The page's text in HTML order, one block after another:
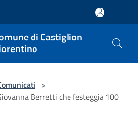
di Castiglion
>
Berretti che festeggia 100